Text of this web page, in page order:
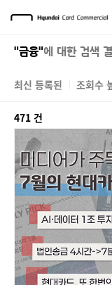
"금융"에 대한 검색
최신 등록된 조회수
471 건